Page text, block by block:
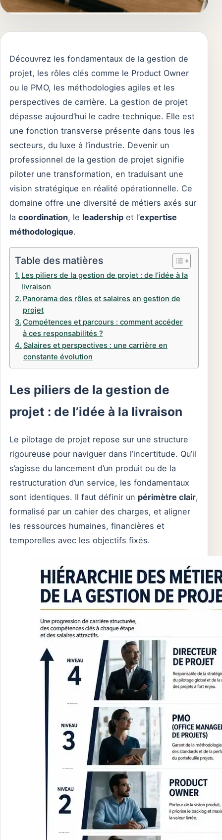
Découvrez les fondamentaux de la gestion de
projet, les rôles clés comme le Product Owner
ou le PMO, les méthodologies agiles et les
perspectives de carrière. La gestion de projet
dépasse aujourd’hui le cadre technique. Elle est
une fonction transverse présente dans tous les
secteurs, du luxe à l’industrie. Devenir un
professionnel de la gestion de projet signifie
piloter une transformation, en traduisant une
vision stratégique en réalité opérationnelle. Ce
domaine offre une diversité de métiers axés sur
la coordination, le leadership et l’expertise
méthodologique.
Table des matières
Les piliers de la gestion de projet : de l’idée à la
livraison
Panorama des rôles et salaires en gestion de
projet
Compétences et parcours : comment accéder
à ces responsabilités ?
Salaires et perspectives : une carrière en
constante évolution
Les piliers de la gestion de
projet : de l’idée à la livraison
Le pilotage de projet repose sur une structure
rigoureuse pour naviguer dans l’incertitude. Qu’il
s’agisse du lancement d’un produit ou de la
restructuration d’un service, les fondamentaux
sont identiques. Il faut définir un périmètre clair,
formalisé par un cahier des charges, et aligner
les ressources humaines, financières et
temporelles avec les objectifs fixés.